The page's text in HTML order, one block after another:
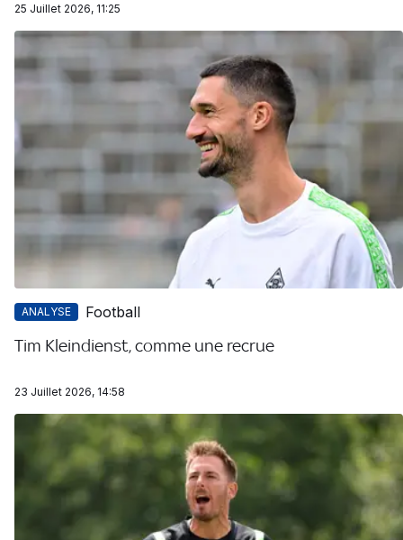
25 Juillet 2026, 11:25
ANALYSE Football
Tim Kleindienst, comme une recrue
23 Juillet 2026, 14:58